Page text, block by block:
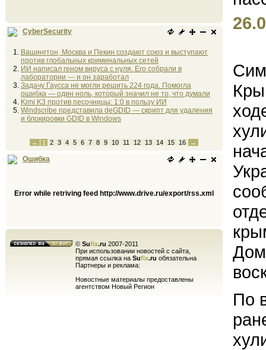
CyberSecurity
Вашингтон, Москва и Пекин создают союз и выступают
против глобальных криминальных сетей
ИИ написал геном вируса с нуля. Его собрали в
лаборатории — и он заработал
Задачу Гаусса не могли решить 224 года. Помогла
ошибка — один ноль, который значил не то, что думали
Kimi K3 против песочницы: 1:0 в пользу ИИ
Windscribe представила deGDID — скрипт для удаления
и блокировки GDID в Windows
← 1 2 3 4 5 6 7 8 9 10 11 12 13 14 15 16 →
Ошибка
Error while retriving feed http://www.drive.ru/export/rss.xml
© Sufix.ru 2007-2011
При использовании новостей с сайта,
прямая ссылка на Sufix.ru обязательна
Партнеры и реклама:
Новостные материалы предоставлены
агентством Новый Регион
По